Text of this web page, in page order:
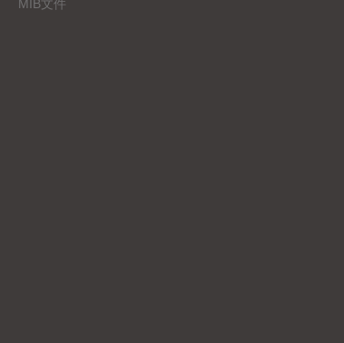
MIB文件